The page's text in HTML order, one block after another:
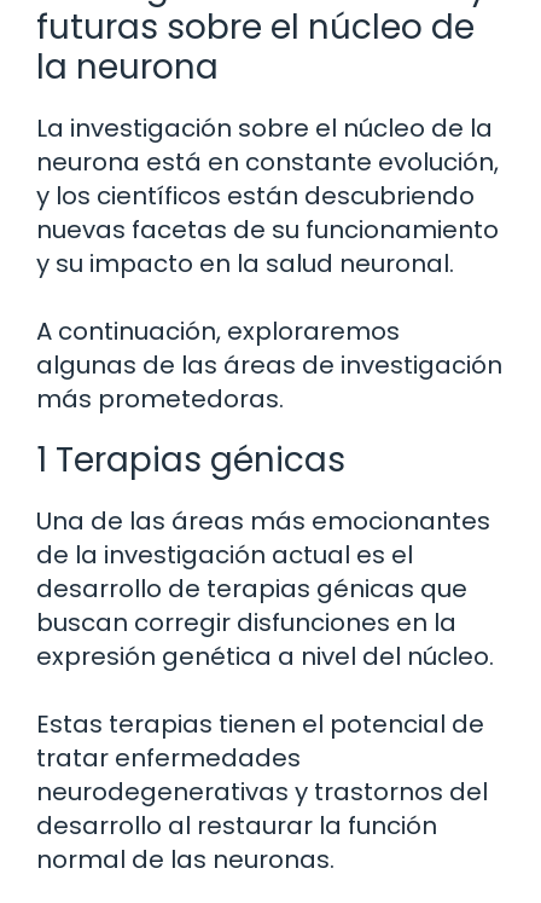
futuras sobre el núcleo de
la neurona
La investigación sobre el núcleo de la
neurona está en constante evolución,
y los científicos están descubriendo
nuevas facetas de su funcionamiento
y su impacto en la salud neuronal.
A continuación, exploraremos
algunas de las áreas de investigación
más prometedoras.
1 Terapias génicas
Una de las áreas más emocionantes
de la investigación actual es el
desarrollo de terapias génicas que
buscan corregir disfunciones en la
expresión genética a nivel del núcleo.
Estas terapias tienen el potencial de
tratar enfermedades
neurodegenerativas y trastornos del
desarrollo al restaurar la función
normal de las neuronas.